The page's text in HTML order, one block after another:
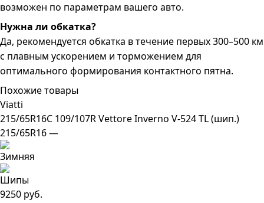
возможен по параметрам вашего авто.
Нужна ли обкатка?
Да, рекомендуется обкатка в течение первых 300–500 км
с плавным ускорением и торможением для
оптимального формирования контактного пятна.
Похожие товары
Viatti
215/65R16C 109/107R Vettore Inverno V-524 TL (шип.)
215/65R16 —
9250 руб.